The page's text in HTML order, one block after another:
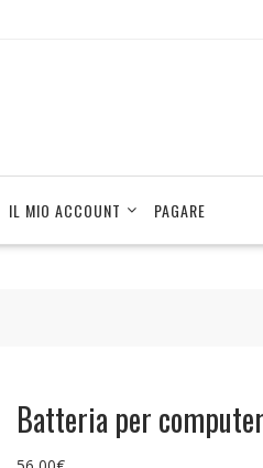
IL MIO ACCOUNT PAGARE
Batteria per